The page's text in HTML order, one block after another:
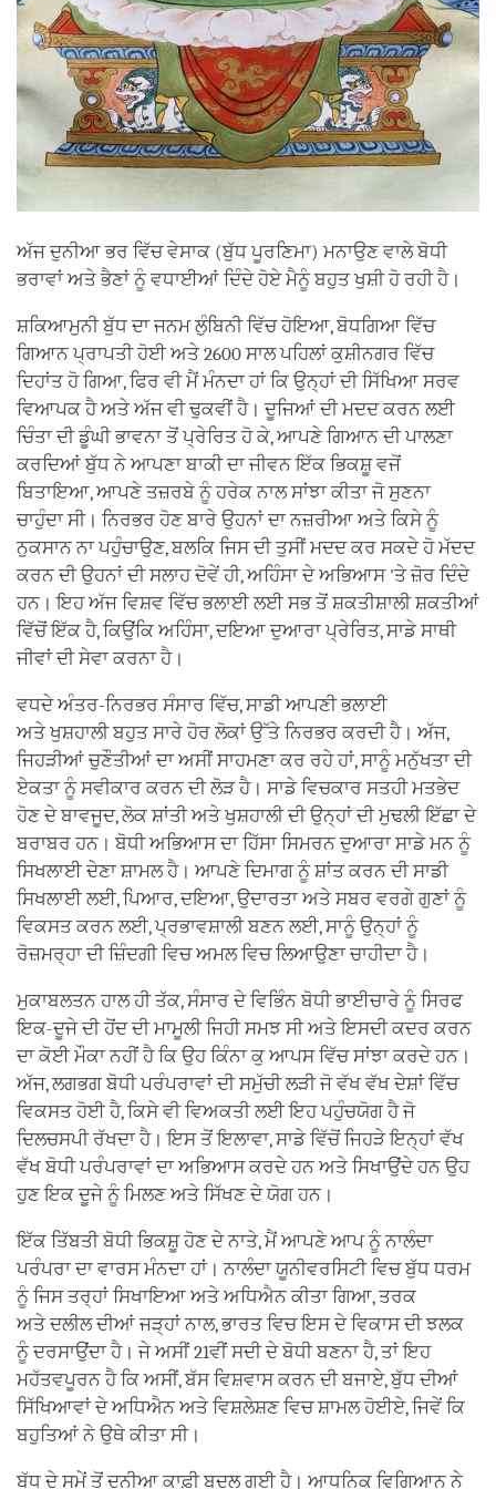
ਅੱਜ ਦੁਨੀਆ ਭਰ ਵਿੱਚ ਵੇਸਾਕ (ਬੁੱਧ ਪੂਰਣਿਮਾ) ਮਨਾਉਣ ਵਾਲੇ ਬੋਧੀ
ਭਰਾਵਾਂ ਅਤੇ ਭੈਣਾਂ ਨੂੰ ਵਧਾਈਆਂ ਦਿੰਦੇ ਹੋਏ ਮੈਨੂੰ ਬਹੁਤ ਖੁਸ਼ੀ ਹੋ ਰਹੀ ਹੈ।
ਸ਼ਕਿਆਮੁਨੀ ਬੁੱਧ ਦਾ ਜਨਮ ਲੁੰਬਿਨੀ ਵਿੱਚ ਹੋਇਆ, ਬੋਧਗਿਆ ਵਿੱਚ
ਗਿਆਨ ਪ੍ਰਾਪਤੀ ਹੋਈ ਅਤੇ 2600 ਸਾਲ ਪਹਿਲਾਂ ਕੁਸ਼ੀਨਗਰ ਵਿੱਚ
ਦਿਹਾਂਤ ਹੋ ਗਿਆ, ਫਿਰ ਵੀ ਮੈਂ ਮੰਨਦਾ ਹਾਂ ਕਿ ਉਨ੍ਹਾਂ ਦੀ ਸਿੱਖਿਆ ਸਰਵ
ਵਿਆਪਕ ਹੈ ਅਤੇ ਅੱਜ ਵੀ ਢੁਕਵੀਂ ਹੈ। ਦੂਜਿਆਂ ਦੀ ਮਦਦ ਕਰਨ ਲਈ
ਚਿੰਤਾ ਦੀ ਡੂੰਘੀ ਭਾਵਨਾ ਤੋਂ ਪ੍ਰੇਰਿਤ ਹੋ ਕੇ, ਆਪਣੇ ਗਿਆਨ ਦੀ ਪਾਲਣਾ
ਕਰਦਿਆਂ ਬੁੱਧ ਨੇ ਆਪਣਾ ਬਾਕੀ ਦਾ ਜੀਵਨ ਇੱਕ ਭਿਕਸ਼ੂ ਵਜੋਂ
ਬਿਤਾਇਆ, ਆਪਣੇ ਤਜ਼ਰਬੇ ਨੂੰ ਹਰੇਕ ਨਾਲ ਸਾਂਝਾ ਕੀਤਾ ਜੋ ਸੁਣਨਾ
ਚਾਹੁੰਦਾ ਸੀ। ਨਿਰਭਰ ਹੋਣ ਬਾਰੇ ਉਹਨਾਂ ਦਾ ਨਜ਼ਰੀਆ ਅਤੇ ਕਿਸੇ ਨੂੰ
ਨੁਕਸਾਨ ਨਾ ਪਹੁੰਚਾਉਣ, ਬਲਕਿ ਜਿਸ ਦੀ ਤੁਸੀਂ ਮਦਦ ਕਰ ਸਕਦੇ ਹੋ ਮੱਦਦ
ਕਰਨ ਦੀ ਉਹਨਾਂ ਦੀ ਸਲਾਹ ਦੋਵੇਂ ਹੀ, ਅਹਿੰਸਾ ਦੇ ਅਭਿਆਸ 'ਤੇ ਜ਼ੋਰ ਦਿੰਦੇ
ਹਨ। ਇਹ ਅੱਜ ਵਿਸ਼ਵ ਵਿੱਚ ਭਲਾਈ ਲਈ ਸਭ ਤੋਂ ਸ਼ਕਤੀਸ਼ਾਲੀ ਸ਼ਕਤੀਆਂ
ਵਿੱਚੋਂ ਇੱਕ ਹੈ, ਕਿਉਂਕਿ ਅਹਿੰਸਾ, ਦਇਆ ਦੁਆਰਾ ਪ੍ਰੇਰਿਤ, ਸਾਡੇ ਸਾਥੀ
ਜੀਵਾਂ ਦੀ ਸੇਵਾ ਕਰਨਾ ਹੈ।
ਵਧਦੇ ਅੰਤਰ-ਨਿਰਭਰ ਸੰਸਾਰ ਵਿੱਚ, ਸਾਡੀ ਆਪਣੀ ਭਲਾਈ
ਅਤੇ ਖੁਸ਼ਹਾਲੀ ਬਹੁਤ ਸਾਰੇ ਹੋਰ ਲੋਕਾਂ ਉੱਤੇ ਨਿਰਭਰ ਕਰਦੀ ਹੈ। ਅੱਜ,
ਜਿਹੜੀਆਂ ਚੁਣੌਤੀਆਂ ਦਾ ਅਸੀਂ ਸਾਹਮਣਾ ਕਰ ਰਹੇ ਹਾਂ, ਸਾਨੂੰ ਮਨੁੱਖਤਾ ਦੀ
ਏਕਤਾ ਨੂੰ ਸਵੀਕਾਰ ਕਰਨ ਦੀ ਲੋੜ ਹੈ। ਸਾਡੇ ਵਿਚਕਾਰ ਸਤਹੀ ਮਤਭੇਦ
ਹੋਣ ਦੇ ਬਾਵਜੂਦ, ਲੋਕ ਸ਼ਾਂਤੀ ਅਤੇ ਖੁਸ਼ਹਾਲੀ ਦੀ ਉਨ੍ਹਾਂ ਦੀ ਮੁਢਲੀ ਇੱਛਾ ਦੇ
ਬਰਾਬਰ ਹਨ। ਬੋਧੀ ਅਭਿਆਸ ਦਾ ਹਿੱਸਾ ਸਿਮਰਨ ਦੁਆਰਾ ਸਾਡੇ ਮਨ ਨੂੰ
ਸਿਖਲਾਈ ਦੇਣਾ ਸ਼ਾਮਲ ਹੈ। ਆਪਣੇ ਦਿਮਾਗ ਨੂੰ ਸ਼ਾਂਤ ਕਰਨ ਦੀ ਸਾਡੀ
ਸਿਖਲਾਈ ਲਈ, ਪਿਆਰ, ਦਇਆ, ਉਦਾਰਤਾ ਅਤੇ ਸਬਰ ਵਰਗੇ ਗੁਣਾਂ ਨੂੰ
ਵਿਕਸਤ ਕਰਨ ਲਈ, ਪ੍ਰਭਾਵਸ਼ਾਲੀ ਬਣਨ ਲਈ, ਸਾਨੂੰ ਉਨ੍ਹਾਂ ਨੂੰ
ਰੋਜ਼ਮਰ੍ਹਾ ਦੀ ਜ਼ਿੰਦਗੀ ਵਿਚ ਅਮਲ ਵਿਚ ਲਿਆਉਣਾ ਚਾਹੀਦਾ ਹੈ।
ਮੁਕਾਬਲਤਨ ਹਾਲ ਹੀ ਤੱਕ, ਸੰਸਾਰ ਦੇ ਵਿਭਿੰਨ ਬੋਧੀ ਭਾਈਚਾਰੇ ਨੂੰ ਸਿਰਫ
ਇਕ-ਦੂਜੇ ਦੀ ਹੋਂਦ ਦੀ ਮਾਮੂਲੀ ਜਿਹੀ ਸਮਝ ਸੀ ਅਤੇ ਇਸਦੀ ਕਦਰ ਕਰਨ
ਦਾ ਕੋਈ ਮੌਕਾ ਨਹੀਂ ਹੈ ਕਿ ਉਹ ਕਿੰਨਾ ਕੁ ਆਪਸ ਵਿੱਚ ਸਾਂਝਾ ਕਰਦੇ ਹਨ।
ਅੱਜ, ਲਗਭਗ ਬੋਧੀ ਪਰੰਪਰਾਵਾਂ ਦੀ ਸਮੁੱਚੀ ਲੜੀ ਜੋ ਵੱਖ ਵੱਖ ਦੇਸ਼ਾਂ ਵਿੱਚ
ਵਿਕਸਤ ਹੋਈ ਹੈ, ਕਿਸੇ ਵੀ ਵਿਅਕਤੀ ਲਈ ਇਹ ਪਹੁੰਚਯੋਗ ਹੈ ਜੋ
ਦਿਲਚਸਪੀ ਰੱਖਦਾ ਹੈ। ਇਸ ਤੋਂ ਇਲਾਵਾ, ਸਾਡੇ ਵਿੱਚੋਂ ਜਿਹੜੇ ਇਨ੍ਹਾਂ ਵੱਖ
ਵੱਖ ਬੋਧੀ ਪਰੰਪਰਾਵਾਂ ਦਾ ਅਭਿਆਸ ਕਰਦੇ ਹਨ ਅਤੇ ਸਿਖਾਉਂਦੇ ਹਨ ਉਹ
ਹੁਣ ਇਕ ਦੂਜੇ ਨੂੰ ਮਿਲਣ ਅਤੇ ਸਿੱਖਣ ਦੇ ਯੋਗ ਹਨ।
ਇੱਕ ਤਿੱਬਤੀ ਬੋਧੀ ਭਿਕਸ਼ੂ ਹੋਣ ਦੇ ਨਾਤੇ, ਮੈਂ ਆਪਣੇ ਆਪ ਨੂੰ ਨਾਲੰਦਾ
ਪਰੰਪਰਾ ਦਾ ਵਾਰਸ ਮੰਨਦਾ ਹਾਂ। ਨਾਲੰਦਾ ਯੂਨੀਵਰਸਿਟੀ ਵਿਚ ਬੁੱਧ ਧਰਮ
ਨੂੰ ਜਿਸ ਤਰ੍ਹਾਂ ਸਿਖਾਇਆ ਅਤੇ ਅਧਿਐਨ ਕੀਤਾ ਗਿਆ, ਤਰਕ
ਅਤੇ ਦਲੀਲ ਦੀਆਂ ਜੜ੍ਹਾਂ ਨਾਲ, ਭਾਰਤ ਵਿਚ ਇਸ ਦੇ ਵਿਕਾਸ ਦੀ ਝਲਕ
ਨੂੰ ਦਰਸਾਉਂਦਾ ਹੈ। ਜੇ ਅਸੀਂ 21ਵੀਂ ਸਦੀ ਦੇ ਬੋਧੀ ਬਣਨਾ ਹੈ, ਤਾਂ ਇਹ
ਮਹੱਤਵਪੂਰਨ ਹੈ ਕਿ ਅਸੀਂ, ਬੱਸ ਵਿਸ਼ਵਾਸ ਕਰਨ ਦੀ ਬਜਾਏ, ਬੁੱਧ ਦੀਆਂ
ਸਿੱਖਿਆਵਾਂ ਦੇ ਅਧਿਐਨ ਅਤੇ ਵਿਸ਼ਲੇਸ਼ਣ ਵਿਚ ਸ਼ਾਮਲ ਹੋਈਏ, ਜਿਵੇਂ ਕਿ
ਬਹੁਤਿਆਂ ਨੇ ਉਥੇ ਕੀਤਾ ਸੀ।
ਬੁੱਧ ਦੇ ਸਮੇਂ ਤੋਂ ਦੁਨੀਆ ਕਾਫ਼ੀ ਬਦਲ ਗਈ ਹੈ। ਆਧੁਨਿਕ ਵਿਗਿਆਨ ਨੇ